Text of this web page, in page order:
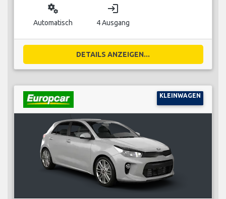
miscellaneous_services
Automatisch
login
4 Ausgang
DETAILS ANZEIGEN...
KLEINWAGEN